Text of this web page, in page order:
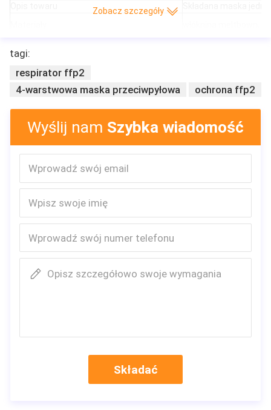
Kolor
Uszczelka
Certyfikat
FAQ
Pytanie 1 Can I get a sample ?
Możemy dostarczyć bezpłatne próbki, jeśli są w magazynie, ale
Jeśli próbki są dostosowane, podlegają opłacie, połowa lub
całość może podlegać zwrotowi przy składaniu zamówienia, w
Yes. Tak. We have a professional team having rich experience in gift
profesjonalny zespół z bogatym doświadczeniem w dziedzinie
Zobacz szczegóły
tagi:
respirator ffp2
4-warstwowa maska ​​przeciwpyłowa
ochrona ffp2
Wyślij nam Szybka wiadomość
Opisz szczegółowo swoje wymagania
Składać